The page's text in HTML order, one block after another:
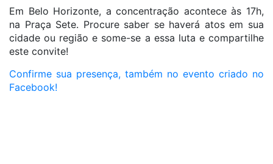
Em Belo Horizonte, a concentração acontece às 17h,
na Praça Sete. Procure saber se haverá atos em sua
cidade ou região e some-se a essa luta e compartilhe
este convite!
Confirme sua presença, também no evento criado no
Facebook!